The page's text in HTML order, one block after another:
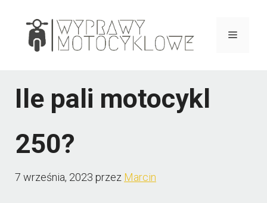
Menu
Ile pali motocykl
250?
7 września, 2023 przez Marcin